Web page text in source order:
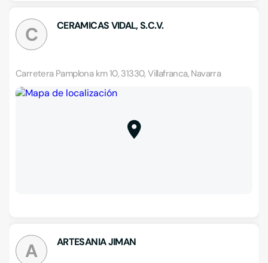
C CERAMICAS VIDAL, S.C.V.
Carretera Pamplona km 10, 31330, Villafranca, Navarra
A ARTESANIA JIMAN